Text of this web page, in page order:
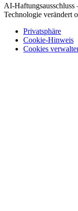
AI-
Technologie verändert
Privatsphäre
Cookie-Hinweis
Cookies